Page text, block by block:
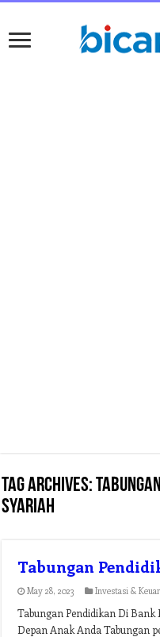
Tag Archives:
syariah
Tabungan
May 28, 2023 Investasi &
Tabungan Pendidikan Di
Depan Anak Anda Tabungan